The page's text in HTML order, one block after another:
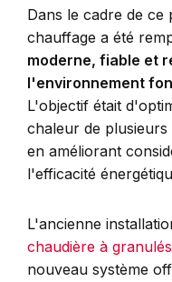
Dans le cadre de ce
chauffage a été
moderne, fiable et
l'environnement
L'objectif était
chaleur de
en améliorant
l'efficacité
L'ancienne
chaudière à granulés
nouveau système